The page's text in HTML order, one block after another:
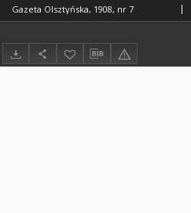
Gazeta Olsztyńska, 1908, nr 7